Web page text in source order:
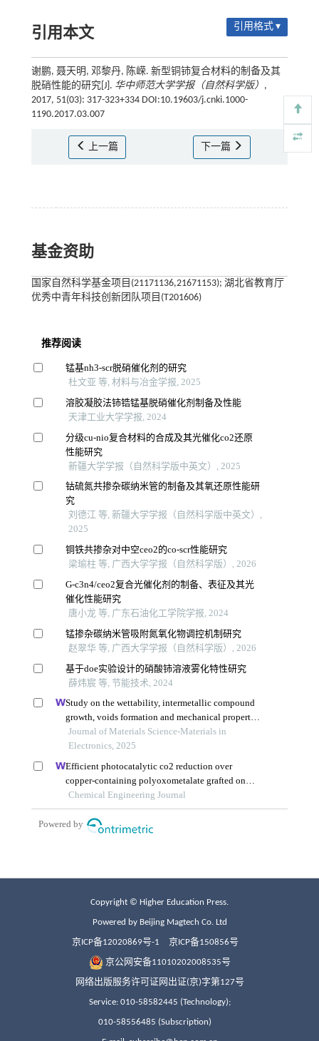
引用本文 引用格式 ▾
谢鹏, 聂天明, 邓黎丹, 陈嵘. 新型铜铈复合材料的制备及其
脱硝性能的研究[J]. 华中师范大学学报（自然科学版） ,
2017, 51(03): 317-323+334 DOI:10.19603/j.cnki.1000-
1190.2017.03.007
上一篇 下一篇
基金资助
国家自然科学基金项目(21171136,21671153); 湖北省教育厅
优秀中青年科技创新团队项目(T201606)
Copyright © Higher Education Press.
Powered by Beijing Magtech Co. Ltd
京ICP备12020869号-1 京ICP备150856号
京公网安备11010202008535号
网络出版服务许可证网出证(京)字第127号
Service: 010-58582445 (Technology);
010-58556485 (Subscription)